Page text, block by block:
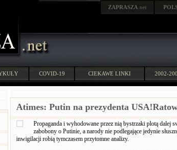
ZAPRASZA .net
COVID-19 CIEKAWE LINKI 2002-
Atimes: Putin na prezydenta
Propaganda i wyhodowane przez nią bystrzaki plotą dalej
zabobony o Putinie, a narody nie podlegające jedynie
inwigilacji robią tymczasem przytomne analizy.